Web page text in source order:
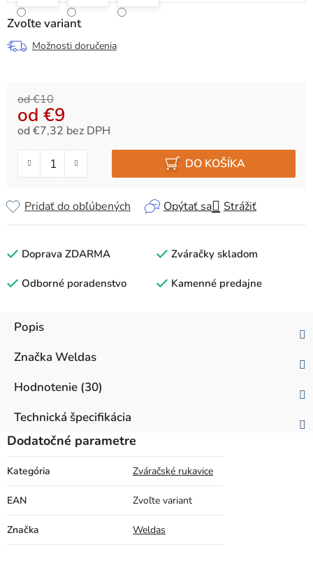
Zvoľte variant
Možnosti doručenia
od €10
od €9
od €7,32 bez DPH
DO KOŠÍKA
Opýtať sa Strážiť
Pridať do obľúbených
Doprava ZDARMA Zváračky skladom
Odborné poradenstvo Kamenné predajne
Popis
Značka Weldas
Hodnotenie (30)
Technická špecifikácia
Dodatočné parametre
Kategória Zváračské rukavice
EAN Zvoľte variant
Značka Weldas